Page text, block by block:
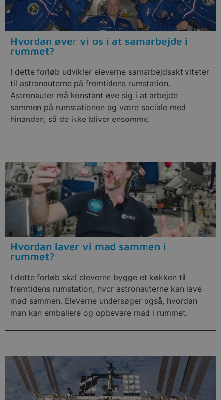
Hvordan øver vi os i at samarbejde i
rummet?
I dette forløb udvikler eleverne samarbejdsaktiviteter
til astronauterne på fremtidens rumstation.
Astronauter må konstant øve sig i at arbejde
sammen på rumstationen og være sociale med
hinanden, så de ikke bliver ensomme.
Hvordan laver vi mad sammen i
rummet?
I dette forløb skal eleverne bygge et køkken til
fremtidens rumstation, hvor astronauterne kan lave
mad sammen. Eleverne undersøger også, hvordan
man kan emballere og opbevare mad i rummet.